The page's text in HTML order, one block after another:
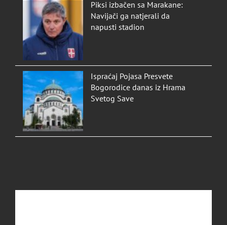
Piksi izbačen sa Marakane:
Navijači ga natjerali da
napusti stadion
Ispraćaj Pojasa Presvete
Bogorodice danas iz Hrama
Svetog Save